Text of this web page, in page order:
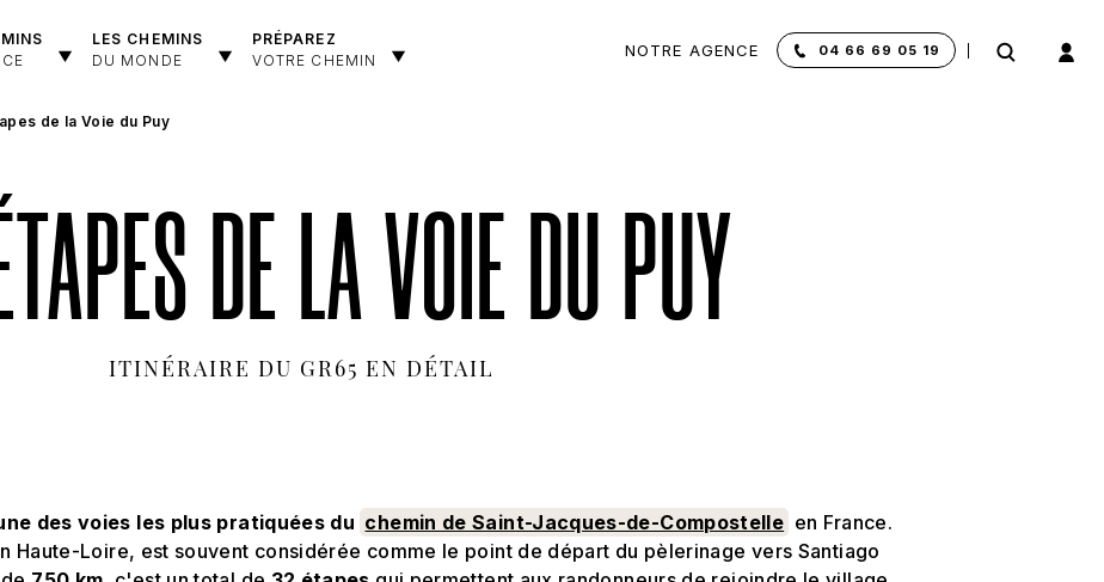
LES CHEMINS
DU MONDE
PRÉPAREZ
VOTRE CHEMIN
NOTRE AGENCE 04 66 69 05 19
de la Voie du Puy
DE LA VOIE DU PUY
ITINÉRAIRE DU GR65 EN DÉTAIL
des voies les plus pratiquées du chemin de Saint-Jacques-de-Compostelle en France.
Haute-Loire, est souvent considérée comme le point de départ du pèlerinage vers Santiago